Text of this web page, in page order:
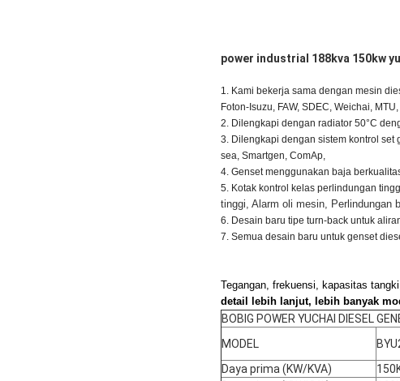
power industrial 188kva 150kw
1. Kami bekerja sama dengan mesin
Foton-Isuzu, FAW, SDEC, Weichai,
2. Dilengkapi dengan radiator 50°C
3. Dilengkapi dengan sistem kontrol set
sea, Smartgen, ComAp,
4. Genset menggunakan baja
5. Kotak kontrol kelas perlindungan
tinggi, Alarm oli mesin, Perlindungan
6. Desain baru tipe turn-back untuk
7. Semua desain baru untuk genset
Tegangan, frekuensi, kapasitas
detail lebih lanjut, lebih banyak
BOBIG POWER YUCHAI DIESEL
MODEL
Daya prima (KW/KVA)